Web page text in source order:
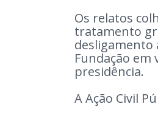
Os relatos
tratamento
desligamento
Fundação
presidência.
A Ação Civil